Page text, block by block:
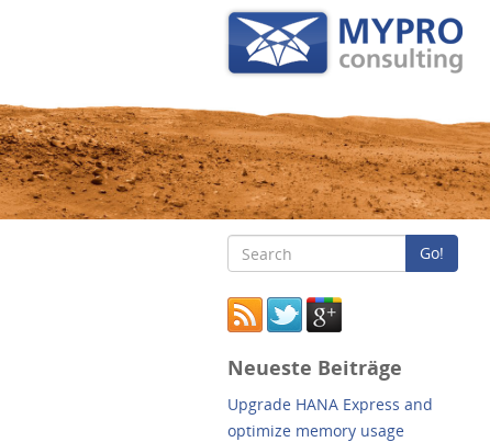
Go!
Neueste Beiträge
Upgrade HANA Express and
optimize memory usage